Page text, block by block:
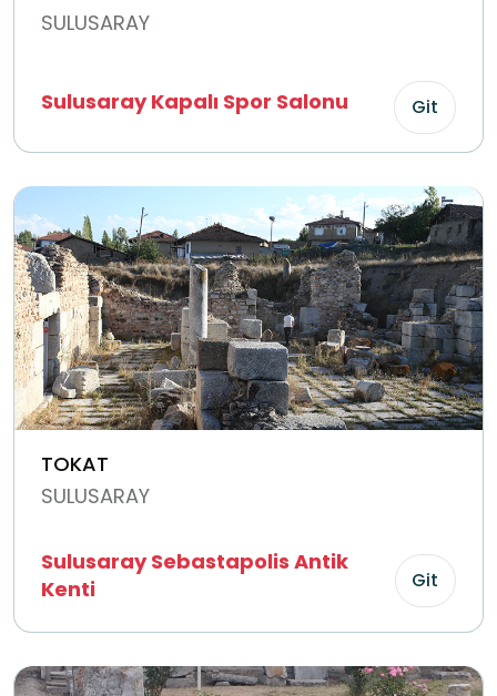
SULUSARAY
Sulusaray Kapalı Spor Salonu Git
TOKAT
SULUSARAY
Sulusaray Sebastapolis Antik
Kenti
Git